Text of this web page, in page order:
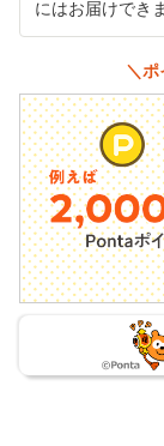
にはお届けでき
＼ポ